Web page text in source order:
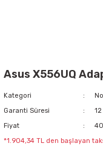
Asus X556UQ
Kategori
Garanti Süresi
12
Fiyat
*1.904,34 TL den başlayan